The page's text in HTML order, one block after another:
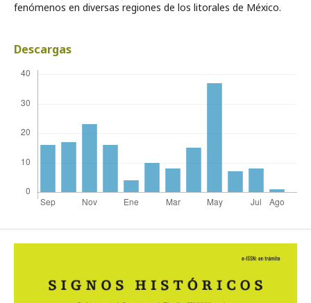
fenómenos en diversas regiones de los litorales de México.
Descargas